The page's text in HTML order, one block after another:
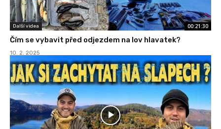
Další videa 00:21:30
Čím se vybavit před odjezdem na lov hlavatek?
10. 2. 2025